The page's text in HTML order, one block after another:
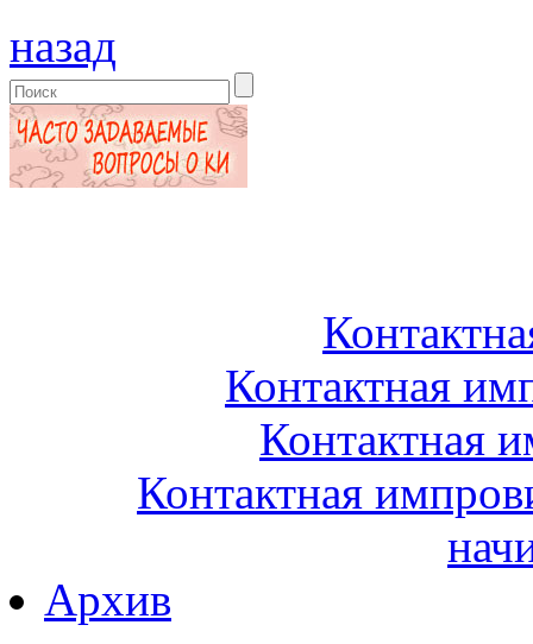
назад
Контактная
Контактная
Контактная
Архив